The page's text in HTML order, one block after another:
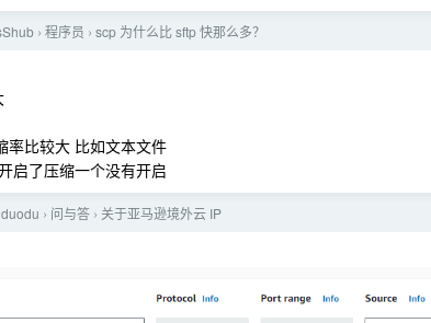
› 程序员 › scp 为什么比 sftp 快那么多？
率比较大 比如文本文件
启了压缩一个没有开启
› 问与答 › 关于亚马逊境外云 IP